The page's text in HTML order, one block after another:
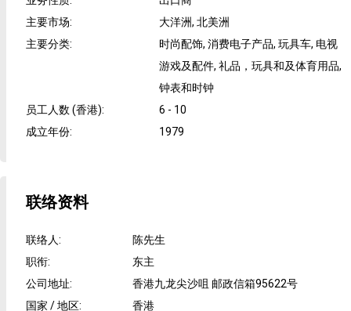
主要市场:
大洋洲, 北美洲
主要分类:
时尚配饰, 消费电子产品, 玩具车, 电视
游戏及配件, 礼品，玩具和及体育用品,
钟表和时钟
员工人数 (香港):
6 - 10
成立年份: 1979
联络资料
联络人:
陈先生
职衔:
东主
公司地址:
香港九龙尖沙咀 邮政信箱95622号
国家 / 地区: 香港